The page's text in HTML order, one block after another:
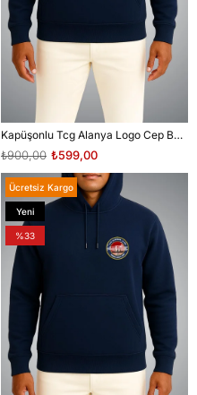
Kapüşonlu Tcg Alanya Logo Cep Baskılı Unisex Sweatshirt
₺599,00
₺900,00
Ücretsiz Kargo
Yeni
Ürün
%33